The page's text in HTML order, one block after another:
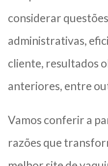
considerar
administrativas,
cliente, resultados
anteriores, entre
Vamos conferir a
razões que